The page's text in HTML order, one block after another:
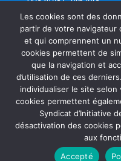
info@sijambes.be
Les cookies sont des
partir de votre navigateur
et qui comprennent un
cookies permettent de
que la navigation et
d’utilisation de ces
individualiser le site
cookies permettent
Syndicat d’Initiative
désactivation des cookies
aux
Accepté